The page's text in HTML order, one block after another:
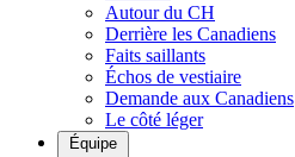
Autour du CH
Derrière les Canadiens
Faits saillants
Échos de vestiaire
Demande aux Canadiens
Le côté léger
Équipe